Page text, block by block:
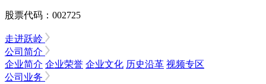
股票代码：002725
走进跃岭
公司简介
企业简介 企业荣誉 企业文化 历史沿革 视频专区
公司业务